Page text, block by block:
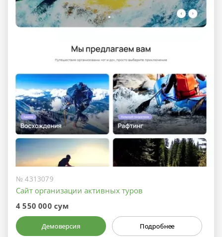
№ 4313079
Сайт организации активных туров
4 550 000 сум
Демоверсия Подробнее